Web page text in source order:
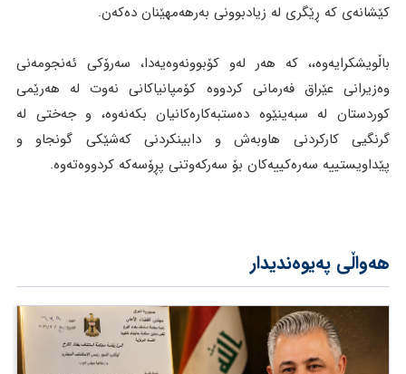
کێشانەی کە ڕێگری لە زیادبوونی بەرهەمهێنان دەکەن.
باڵویشکرایەوە،، کە هەر لەو کۆبوونەوەیەدا، سەرۆکی ئەنجومەنی
وەزیرانی عێراق فەرمانی کردووە کۆمپانیاکانی نەوت لە هەرێمی
کوردستان لە سبەینێوە دەستبەکارەکانیان بکەنەوە، و جەختی لە
گرنگیی کارکردنی هاوبەش و دابینکردنی کەشێکی گونجاو و
پێداویستییە سەرەکییەکان بۆ سەرکەوتنی پڕۆسەکە کردووەتەوە.
هەواڵی پەیوەندیدار